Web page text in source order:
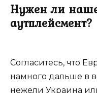
Нужен ли
аутплейсмент?
Согласитесь, что
намного дальше в
нежели Украина